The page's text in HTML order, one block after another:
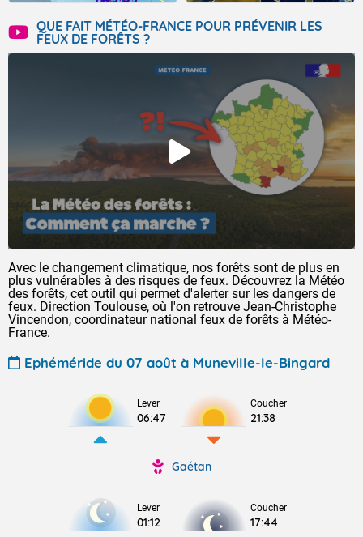
QUE FAIT MÉTÉO-FRANCE POUR PRÉVENIR LES
FEUX DE FORÊTS ?
Avec le changement climatique, nos forêts sont de plus en
plus vulnérables à des risques de feux. Découvrez la Météo
des forêts, cet outil qui permet d'alerter sur les dangers de
feux. Direction Toulouse, où l'on retrouve Jean-Christophe
Vincendon, coordinateur national feux de forêts à Météo-
France.
Ephéméride du 07 août à Muneville-le-Bingard
Lever
06:47
Coucher
21:38
Gaétan
Lever
01:12
Coucher
17:44